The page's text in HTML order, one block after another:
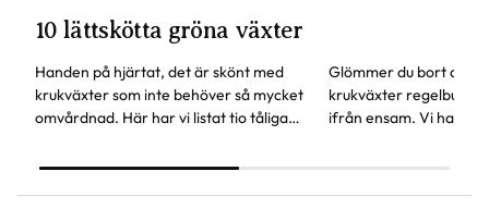
10 lättskötta gröna växter
Handen på hjärtat, det är skönt med
krukväxter som inte behöver så mycket
omvårdnad. Här har vi listat tio tåliga
mörkare.
Glömmer du bort att
krukväxter
ifrån ensam. Vi har en
glömsk växtentusiast.